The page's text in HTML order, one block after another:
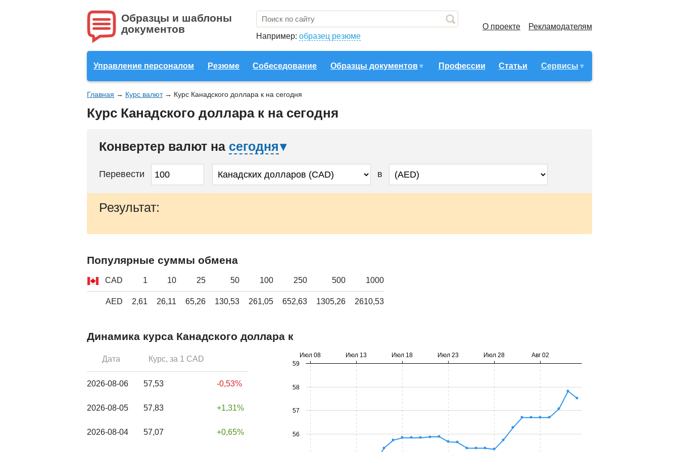
Образцы и шаблоны
документов
Например: образец резюме
О проекте Рекламодателям
Управление персоналом Резюме Собеседование Образцы документов Профессии Статьи Сервисы
Главная → Курс валют→ Курс Канадского доллара к на сегодня
Курс Канадского доллара к на сегодня
Конвертер валют на сегодня
Перевести в
Результат:
Популярные суммы обмена
CAD 1 10 25 50 100 250 500 1000
AED 2,61 26,11 65,26 130,53 261,05 652,63 1305,26 2610,53
Динамика курса Канадского доллара к
Дата Курс, за 1 CAD
2026-08-06 57,53 -0,53%
2026-08-05 57,83 1,31%
2026-08-04 57,07 0,65%
Июл 08 Июл 13 Июл 18 Июл 23 Июл 28 Авг 02
56
57
58
59